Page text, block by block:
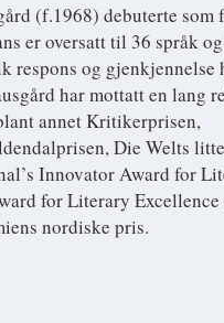
(f.1968) debuterte som
er oversatt til 36 språk
respons og gjenkjennelse
har mottatt en lang
annet Kritikerprisen,
Die Welts
Innovator Award for
for Literary Excellence
nordiske pris.